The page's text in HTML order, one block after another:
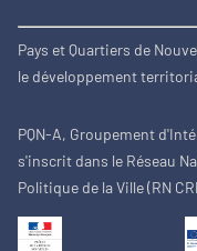
Pays et Quartiers de
le développement
PQN-A, Groupement
s'inscrit dans le Réseau
Politique de la Ville (RN